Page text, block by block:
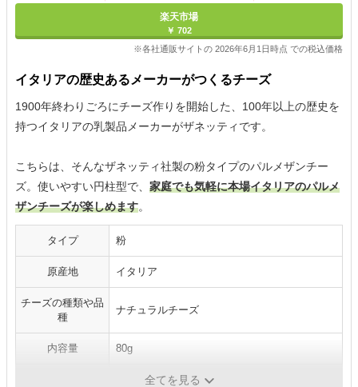
楽天市場
￥ 702
※各社通販サイトの 2026年6月1日時点 での税込価格
イタリアの歴史あるメーカーがつくるチーズ
1900年終わりごろにチーズ作りを開始した、100年以上の歴史を
持つイタリアの乳製品メーカーがザネッティです。
こちらは、そんなザネッティ社製の粉タイプのパルメザンチー
ズ。使いやすい円柱型で、 家庭でも気軽に本場イタリアのパルメ
ザンチーズが楽しめます。
タイプ 粉
原産地 イタリア
チーズの種類や品
種
ナチュラルチーズ
内容量 80g
生乳、食塩、卵白リゾチーム
全てを見る